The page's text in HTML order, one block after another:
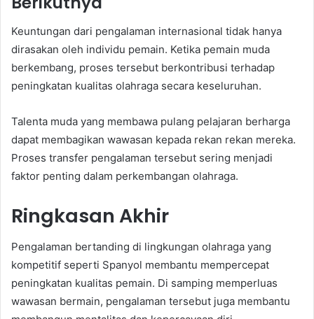
Keuntungan dari pengalaman internasional tidak hanya
dirasakan oleh individu pemain. Ketika pemain muda
berkembang, proses tersebut berkontribusi terhadap
peningkatan kualitas olahraga secara keseluruhan.
Talenta muda yang membawa pulang pelajaran berharga
dapat membagikan wawasan kepada rekan rekan mereka.
Proses transfer pengalaman tersebut sering menjadi
faktor penting dalam perkembangan olahraga.
Ringkasan Akhir
Pengalaman bertanding di lingkungan olahraga yang
kompetitif seperti Spanyol membantu mempercepat
peningkatan kualitas pemain. Di samping memperluas
wawasan bermain, pengalaman tersebut juga membantu